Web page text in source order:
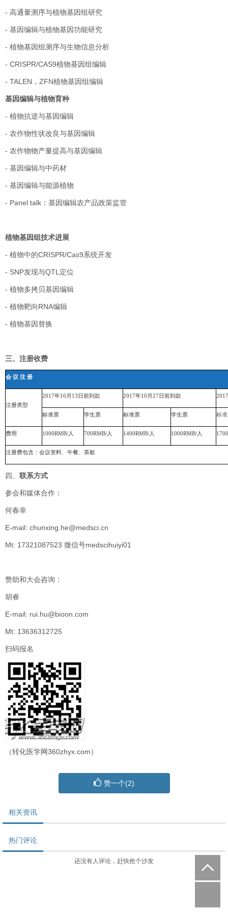
- 高通量测序与植物基因组研究
- 基因编辑与植物基因功能研究
- 植物基因组测序与生物信息分析
- CRISPR/CAS9植物基因组编辑
- TALEN ， ZFN植物基因组编辑
基因编辑与植物育种
- 植物抗逆与基因编辑
- 农作物性状改良与基因编辑
- 农作物物产量提高与基因编辑
- 基因编辑与中药材
- 基因编辑与能源植物
- Panel talk ：基因编辑农产品政策监管
植物基因组技术进展
- 植物中的CRISPR/Cas9系统开发
- SNP发现与QTL定位
- 植物多拷贝基因编辑
- 植物靶向RNA编辑
- 植物基因替换
三、注册收费
会 议 注 册
注册类型
2017年10 月 13 日前到款 2017年10 月 27 日前到款 2017
标准票 学生票 标准票 学生票 标
费用 1000RMB/人 700RMB/人 1400RMB/人 1000RMB/人 1700
注册费包含 ： 会议资料、午餐、茶歇
四、 联系方式
参会和媒体合作：
何春幸
E-mail: chunxing.he@medsci.cn
Mt: 17321087523 微信号medscihuiyi01
赞助和大会咨询：
胡睿
E-mail: rui.hu@bioon.com
Mt: 13636312725
扫码报名
（转化医学网360zhyx.com）
赞一个(2)
相关资讯
热门评论
还没有人评论，赶快抢个沙发